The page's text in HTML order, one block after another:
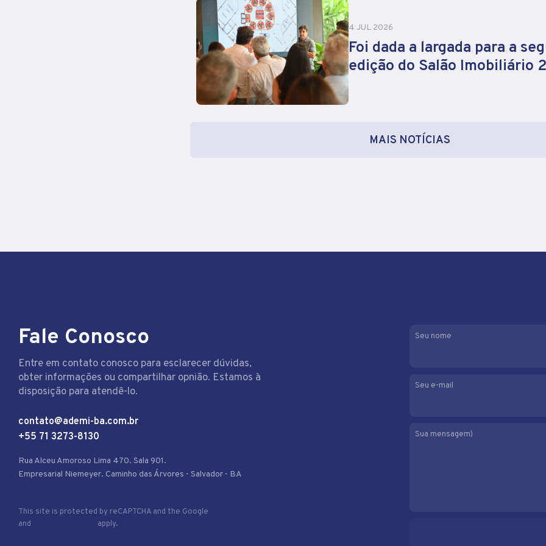
4 JUL 2026
Foi dada a largada para a
edição do Salão Imobiliário
MAIS NOTÍCIAS
Fale Conosco
Entre em contato conosco para esclarecer dúvidas,
obter informações ou compartilhar opnião. Estamos à
disposição para atendê-lo.
contato@ademi-ba.com.br
+55 71 3273-8130
Rua Alceu Amoroso Lima 470. Sala 901.
Empresarial Niemeyer. Caminho das Árvores - Salvador - BA
This site is protected by reCAPTCHA and the Google
and
apply.
Seu nome
Seu e-mail
Sua mensagem)